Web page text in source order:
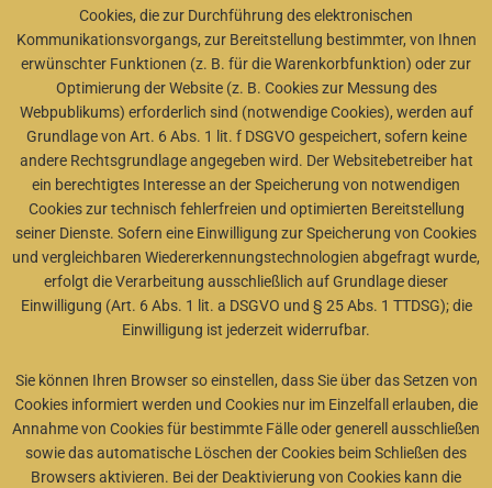
Cookies, die zur Durchführung des elektronischen
Kommunikationsvorgangs, zur Bereitstellung bestimmter, von Ihnen
erwünschter Funktionen (z. B. für die Warenkorbfunktion) oder zur
Optimierung der Website (z. B. Cookies zur Messung des
Webpublikums) erforderlich sind (notwendige Cookies), werden auf
Grundlage von Art. 6 Abs. 1 lit. f DSGVO gespeichert, sofern keine
andere Rechtsgrundlage angegeben wird. Der Websitebetreiber hat
ein berechtigtes Interesse an der Speicherung von notwendigen
Cookies zur technisch fehlerfreien und optimierten Bereitstellung
seiner Dienste. Sofern eine Einwilligung zur Speicherung von Cookies
und vergleichbaren Wiedererkennungstechnologien abgefragt wurde,
erfolgt die Verarbeitung ausschließlich auf Grundlage dieser
Einwilligung (Art. 6 Abs. 1 lit. a DSGVO und § 25 Abs. 1 TTDSG); die
Einwilligung ist jederzeit widerrufbar.
Sie können Ihren Browser so einstellen, dass Sie über das Setzen von
Cookies informiert werden und Cookies nur im Einzelfall erlauben, die
Annahme von Cookies für bestimmte Fälle oder generell ausschließen
sowie das automatische Löschen der Cookies beim Schließen des
Browsers aktivieren. Bei der Deaktivierung von Cookies kann die